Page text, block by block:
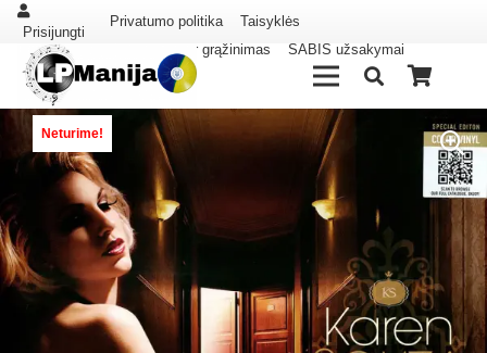
Prisijungti
Privatumo politika
Taisyklės
Pristatymas ir grąžinimas
SABIS užsakymai
Neturime!